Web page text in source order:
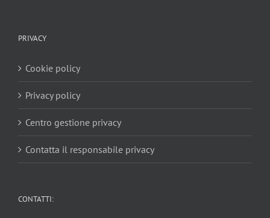
PRIVACY
Cookie policy
Privacy policy
Centro gestione privacy
Contatta il responsabile privacy
CONTATTI: